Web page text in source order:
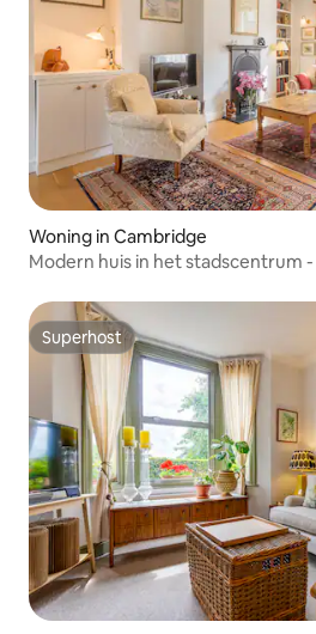
Woning in Cambridge
Modern huis in het stadscentrum -
Superhost
Superhost